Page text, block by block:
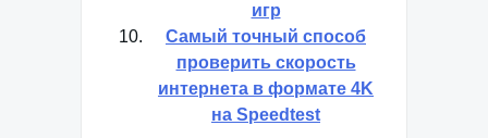
игр
Самый точный способ
проверить скорость
интернета в формате 4K
на Speedtest